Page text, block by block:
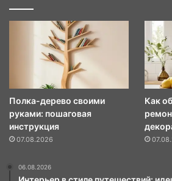
Полка-дерево своими
руками: пошаговая
инструкция
07.08.2026
Как
06.08.2026